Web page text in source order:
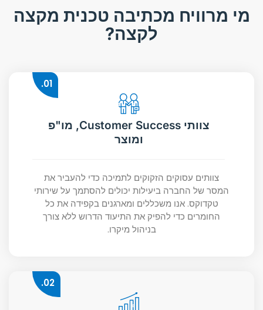
מי מרוויח מכתיבה טכנית מקצה
לקצה?
צוותי Customer Success, מו"פ
ומוצר
צוותים עסוקים הזקוקים לתמיכה כדי להעביר את
המסר של החברה ביעילות יכולים להסתמך על שירותי
טקדוקס. אנו משכללים ומארגנים בקפידה את כל
החומרים כדי להפיק את התיעוד הדרוש ללא צורך
בניהול מיקרו.
02.